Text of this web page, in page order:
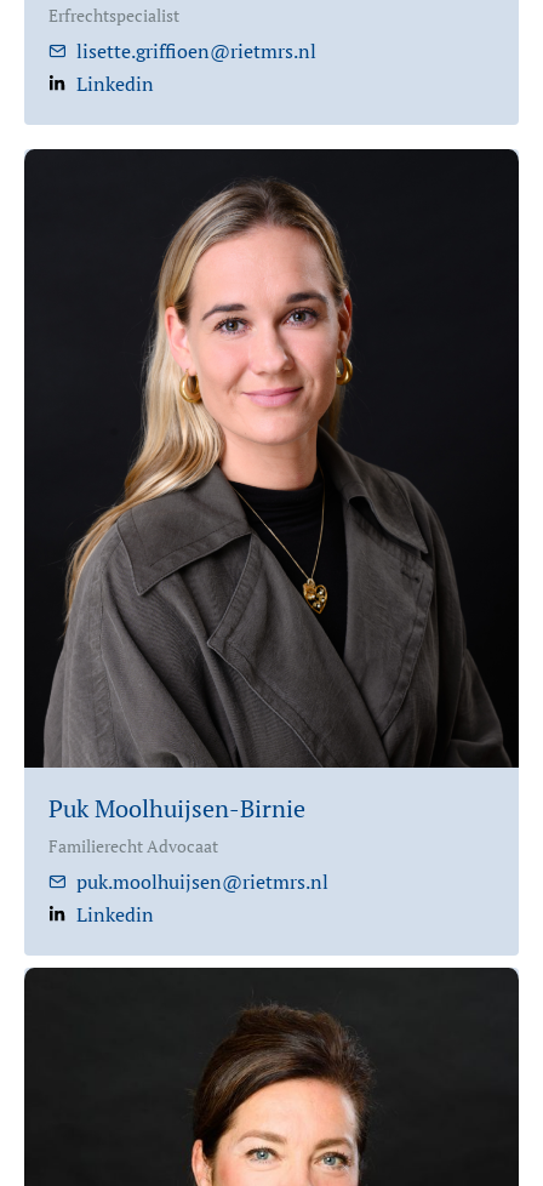
Erfrechtspecialist
lisette.griffioen@rietmrs.nl
Linkedin
Puk Moolhuijsen-Birnie
Familierecht Advocaat
puk.moolhuijsen@rietmrs.nl
Linkedin